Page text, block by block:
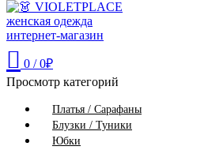
0 / 0₽
Просмотр категорий
Платья / Сарафаны
Блузки / Туники
Юбки